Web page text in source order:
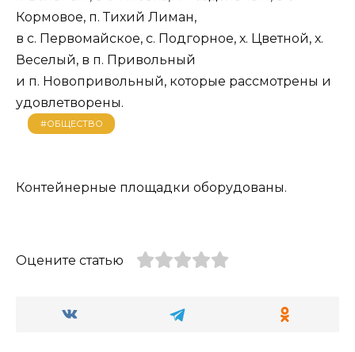
Кормовое, п. Тихий Лиман,
в с. Первомайское, с. Подгорное, х. Цветной, х.
Веселый, в п. Привольный
и п. Новопривольный, которые рассмотрены и
удовлетворены.
#ОБЩЕСТВО
Контейнерные площадки оборудованы.
Оцените статью